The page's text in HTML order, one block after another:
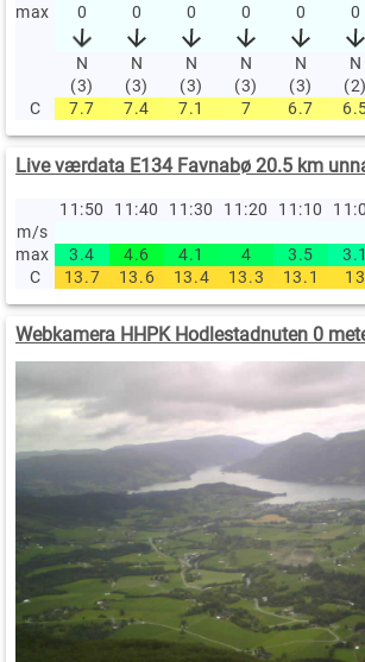
max
0 0 0 0 0 0
N
(3)
N
(3)
N
(3)
N
(3)
N
(3)
N
(2)
C
7.7 7.4 7.1 7 6.7
Live værdata E134 Favnabø 20.5 km
11:50 11:40 11:30 11:20 11:10
m/s
max
3.4 4.6 4.1 4 3.5 3.1
C
13.7 13.6 13.4 13.3 13.1 13
Webkamera HHPK Hodlestadnuten 0